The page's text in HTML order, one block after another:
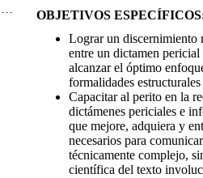
OBJETIVOS
Lograr un discernimiento
entre un dictamen
alcanzar el óptimo
formalidades
Capacitar al perito en la
dictámenes periciales e
que mejore, adquiera y
necesarios para
técnicamente complejo,
científica del texto